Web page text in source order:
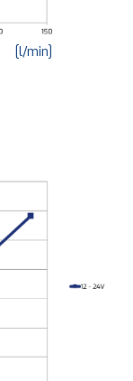
[l/min]